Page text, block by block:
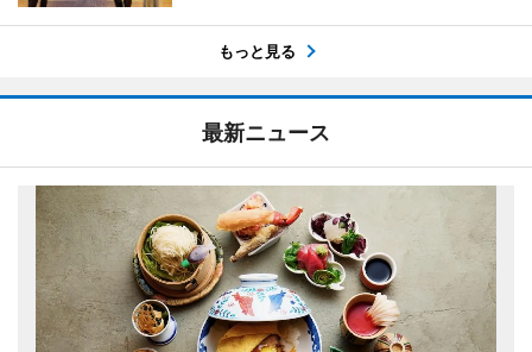
もっと見る
最新ニュース